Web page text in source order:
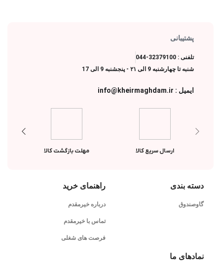
پشتیبانی
تلفنی : 32379100-044
شنبه تا چهارشنبه 9 الی ۲۱ - پنجشنبه 9 الی 17
ایمیل : info@kheirmaghdam.ir
ارسال سریع کالا مهلت بازگشت کالا
دسته بندی
گاوصندوق
راهنمای خرید
درباره خیرمقدم
تماس با خیرمقدم
فرصت های شغلی
نمادهای ما